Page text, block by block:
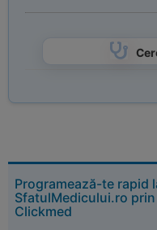
Programează-te rapid
SfatulMedicului.ro
Clickmed